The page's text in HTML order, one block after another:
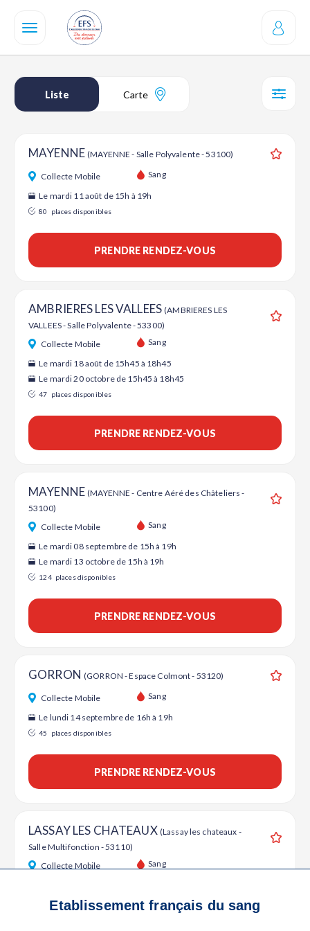
contenu
Liste Carte
MAYENNE(MAYENNE - Salle Polyvalente - 53100)
Collecte Mobile Sang
Le mardi 11 août de 15h à 19h
80 places disponibles
PRENDRE RENDEZ-VOUS
AMBRIERES LES VALLEES(AMBRIERES LES
VALLEES - Salle Polyvalente - 53300)
Collecte Mobile Sang
Le mardi 18 août de 15h45 à 18h45
Le mardi 20 octobre de 15h45 à 18h45
47 places disponibles
PRENDRE RENDEZ-VOUS
MAYENNE(MAYENNE - Centre Aéré des Châteliers -
53100)
Collecte Mobile Sang
Le mardi 08 septembre de 15h à 19h
Le mardi 13 octobre de 15h à 19h
124 places disponibles
PRENDRE RENDEZ-VOUS
GORRON (GORRON - Espace Colmont - 53120)
Collecte Mobile Sang
Le lundi 14 septembre de 16h à 19h
45 places disponibles
PRENDRE RENDEZ-VOUS
LASSAY LES CHATEAUX (Lassay les chateaux -
Salle Multifonction - 53110)
Collecte Mobile Sang
places disponibles
Etablissement français du sang